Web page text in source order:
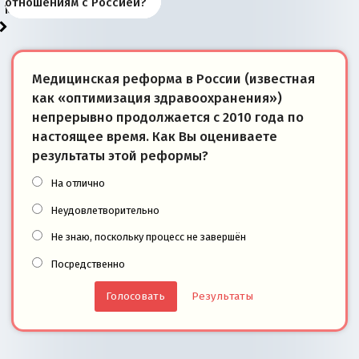
моря
победители
Медицинская реформа в России (известная
как «оптимизация здравоохранения»)
непрерывно продолжается с 2010 года по
настоящее время. Как Вы оцениваете
результаты этой реформы?
На отлично
Неудовлетворительно
Не знаю, поскольку процесс не завершён
Посредственно
Результаты